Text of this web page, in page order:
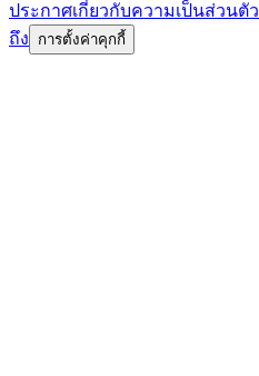
ประกาศเกี่ยวกับความเป็นส่วนตัว
ถึง
การตั้งค่าคุกกี้